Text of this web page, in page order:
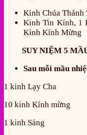
Kinh Chúa Thánh
Kinh Tin Kính, 1
Kinh Kính Mừng
SUY NIỆM 5
Sau mỗi mầu
1 kinh Lạy Cha
10 kinh Kính mừng
1 kinh Sáng